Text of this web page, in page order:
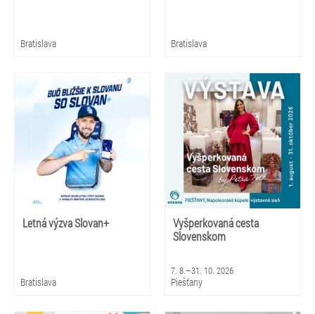
Bratislava Bratislava
Letná výzva Slovan+
Bratislava
Vyšperkovaná cesta
Slovenskom
7. 8.–31. 10. 2026
Piešťany